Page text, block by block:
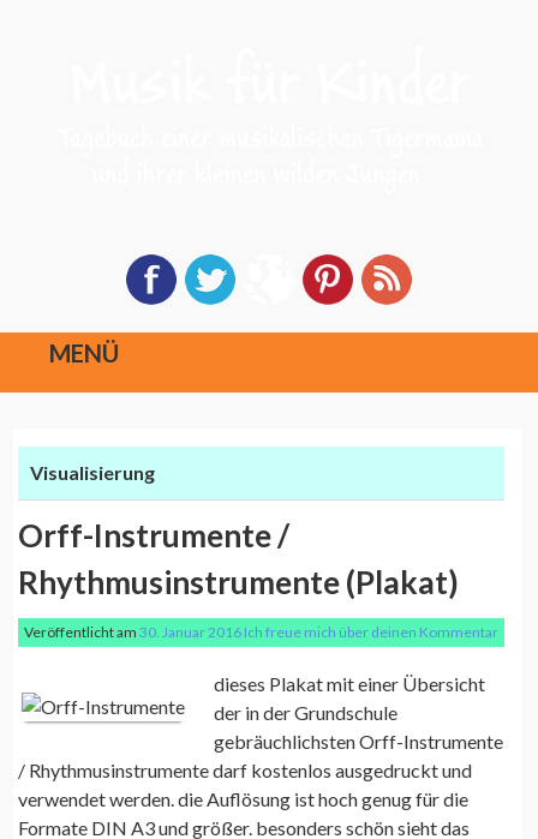
MENÜ
Inhalt
Visualisierung
Orff-Instrumente /
Rhythmusinstrumente (Plakat)
Veröffentlicht am30. Januar 2016 Ich freue mich über deinen Kommentar
dieses Plakat mit einer Übersicht
der in der Grundschule
gebräuchlichsten Orff-Instrumente
/ Rhythmusinstrumente darf kostenlos ausgedruckt und
verwendet werden. die Auflösung ist hoch genug für die
Formate DIN A3 und größer. besonders schön sieht das